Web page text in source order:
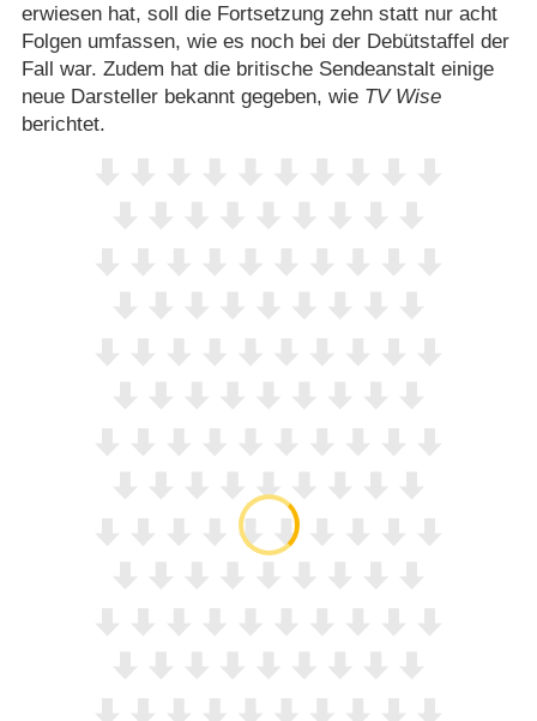
erwiesen hat, soll die Fortsetzung zehn statt nur acht
Folgen umfassen, wie es noch bei der Debütstaffel der
Fall war. Zudem hat die britische Sendeanstalt einige
neue Darsteller bekannt gegeben, wie TV Wise
berichtet.